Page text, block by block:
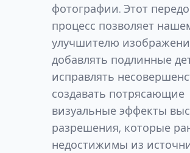
фотографии. Этот
процесс позволяет
улучшителю
добавлять подлинные
исправлять
создавать потрясающие
визуальные эффекты
разрешения, которые
недостижимы из